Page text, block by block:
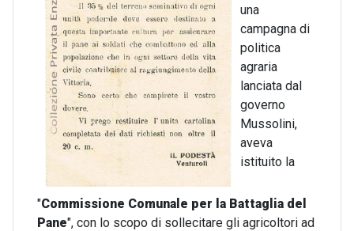
una
campagna di
politica
agraria
lanciata dal
governo
Mussolini,
aveva
istituito la
"Commissione Comunale per la Battaglia del
Pane", con lo scopo di sollecitare gli agricoltori ad